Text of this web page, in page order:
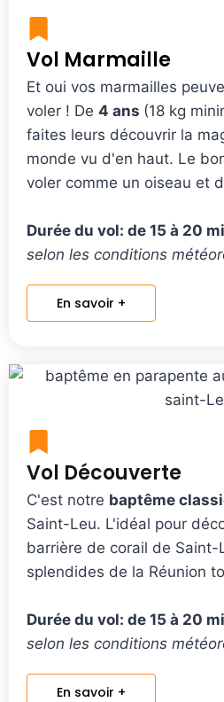
Vol Marmaille
Et oui vos marmailles
voler ! De 4 ans (18 kg
faites leurs découvrir la
monde vu d'en haut. Le
voler comme un oiseau et
Durée du vol: de 15 à 20
selon les conditions
En savoir +
Vol Découverte
C'est notre baptême
Saint-Leu. L'idéal pour
barrière de corail de Saint-
splendides de la Réunion
Durée du vol: de 15 à 20
selon les conditions
En savoir +